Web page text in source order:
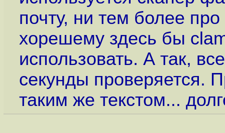
почту, ни тем более
хорешему здесь бы
использовать. А так,
секунды проверяется.
таким же текстом...